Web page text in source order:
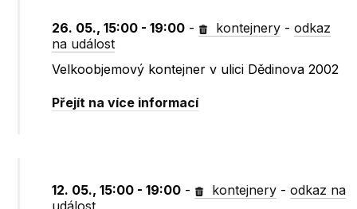
26. 05., 15:00 - 19:00 - kontejnery -odkaz
na událost
Velkoobjemový kontejner v ulici Dědinova 2002
Přejít na více informací
12. 05., 15:00 - 19:00 - kontejnery -odkaz na
událost